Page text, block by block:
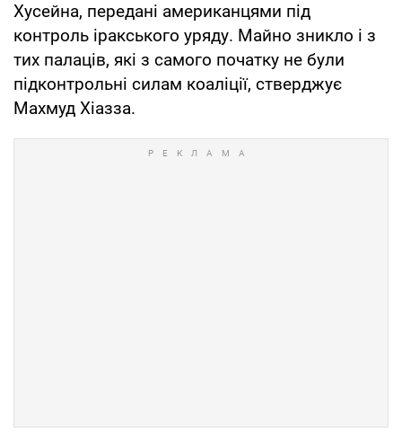
Хусейна, передані американцями під
контроль іракського уряду. Майно зникло і з
тих палаців, які з самого початку не були
підконтрольні силам коаліції, стверджує
Махмуд Хіазза.